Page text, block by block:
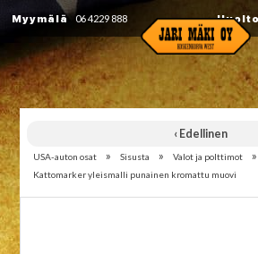
Myymälä 06 4229 888
‹ Edellinen
USA-auton osat » Sisusta » Valot ja polttimot »
Kattomarker yleismalli punainen kromattu muovi